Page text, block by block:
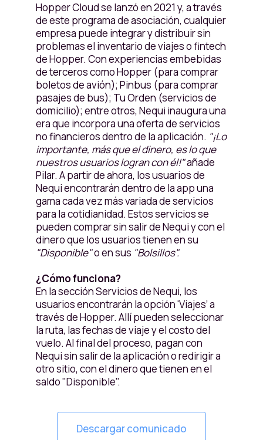
Hopper Cloud se lanzó en 2021 y, a través
de este programa de asociación, cualquier
empresa puede integrar y distribuir sin
problemas el inventario de viajes o fintech
de Hopper. Con experiencias embebidas
de terceros como Hopper (para comprar
boletos de avión); Pinbus (para comprar
pasajes de bus); Tu Orden (servicios de
domicilio); entre otros, Nequi inaugura una
era que incorpora una oferta de servicios
no financieros dentro de la aplicación. "¡Lo
importante, más que el dinero, es lo que
nuestros usuarios logran con él!"añade
Pilar. A partir de ahora, los usuarios de
Nequi encontrarán dentro de la app una
gama cada vez más variada de servicios
para la cotidianidad. Estos servicios se
pueden comprar sin salir de Nequi y con el
dinero que los usuarios tienen en su
"Disponible"o en sus "Bolsillos".
¿Cómo funciona?
En la sección Servicios de Nequi, los
usuarios encontrarán la opción 'Viajes’ a
través de Hopper. Allí pueden seleccionar
la ruta, las fechas de viaje y el costo del
vuelo. Al final del proceso, pagan con
Nequi sin salir de la aplicación o redirigir a
otro sitio, con el dinero que tienen en el
saldo "Disponible".
Descargar comunicado